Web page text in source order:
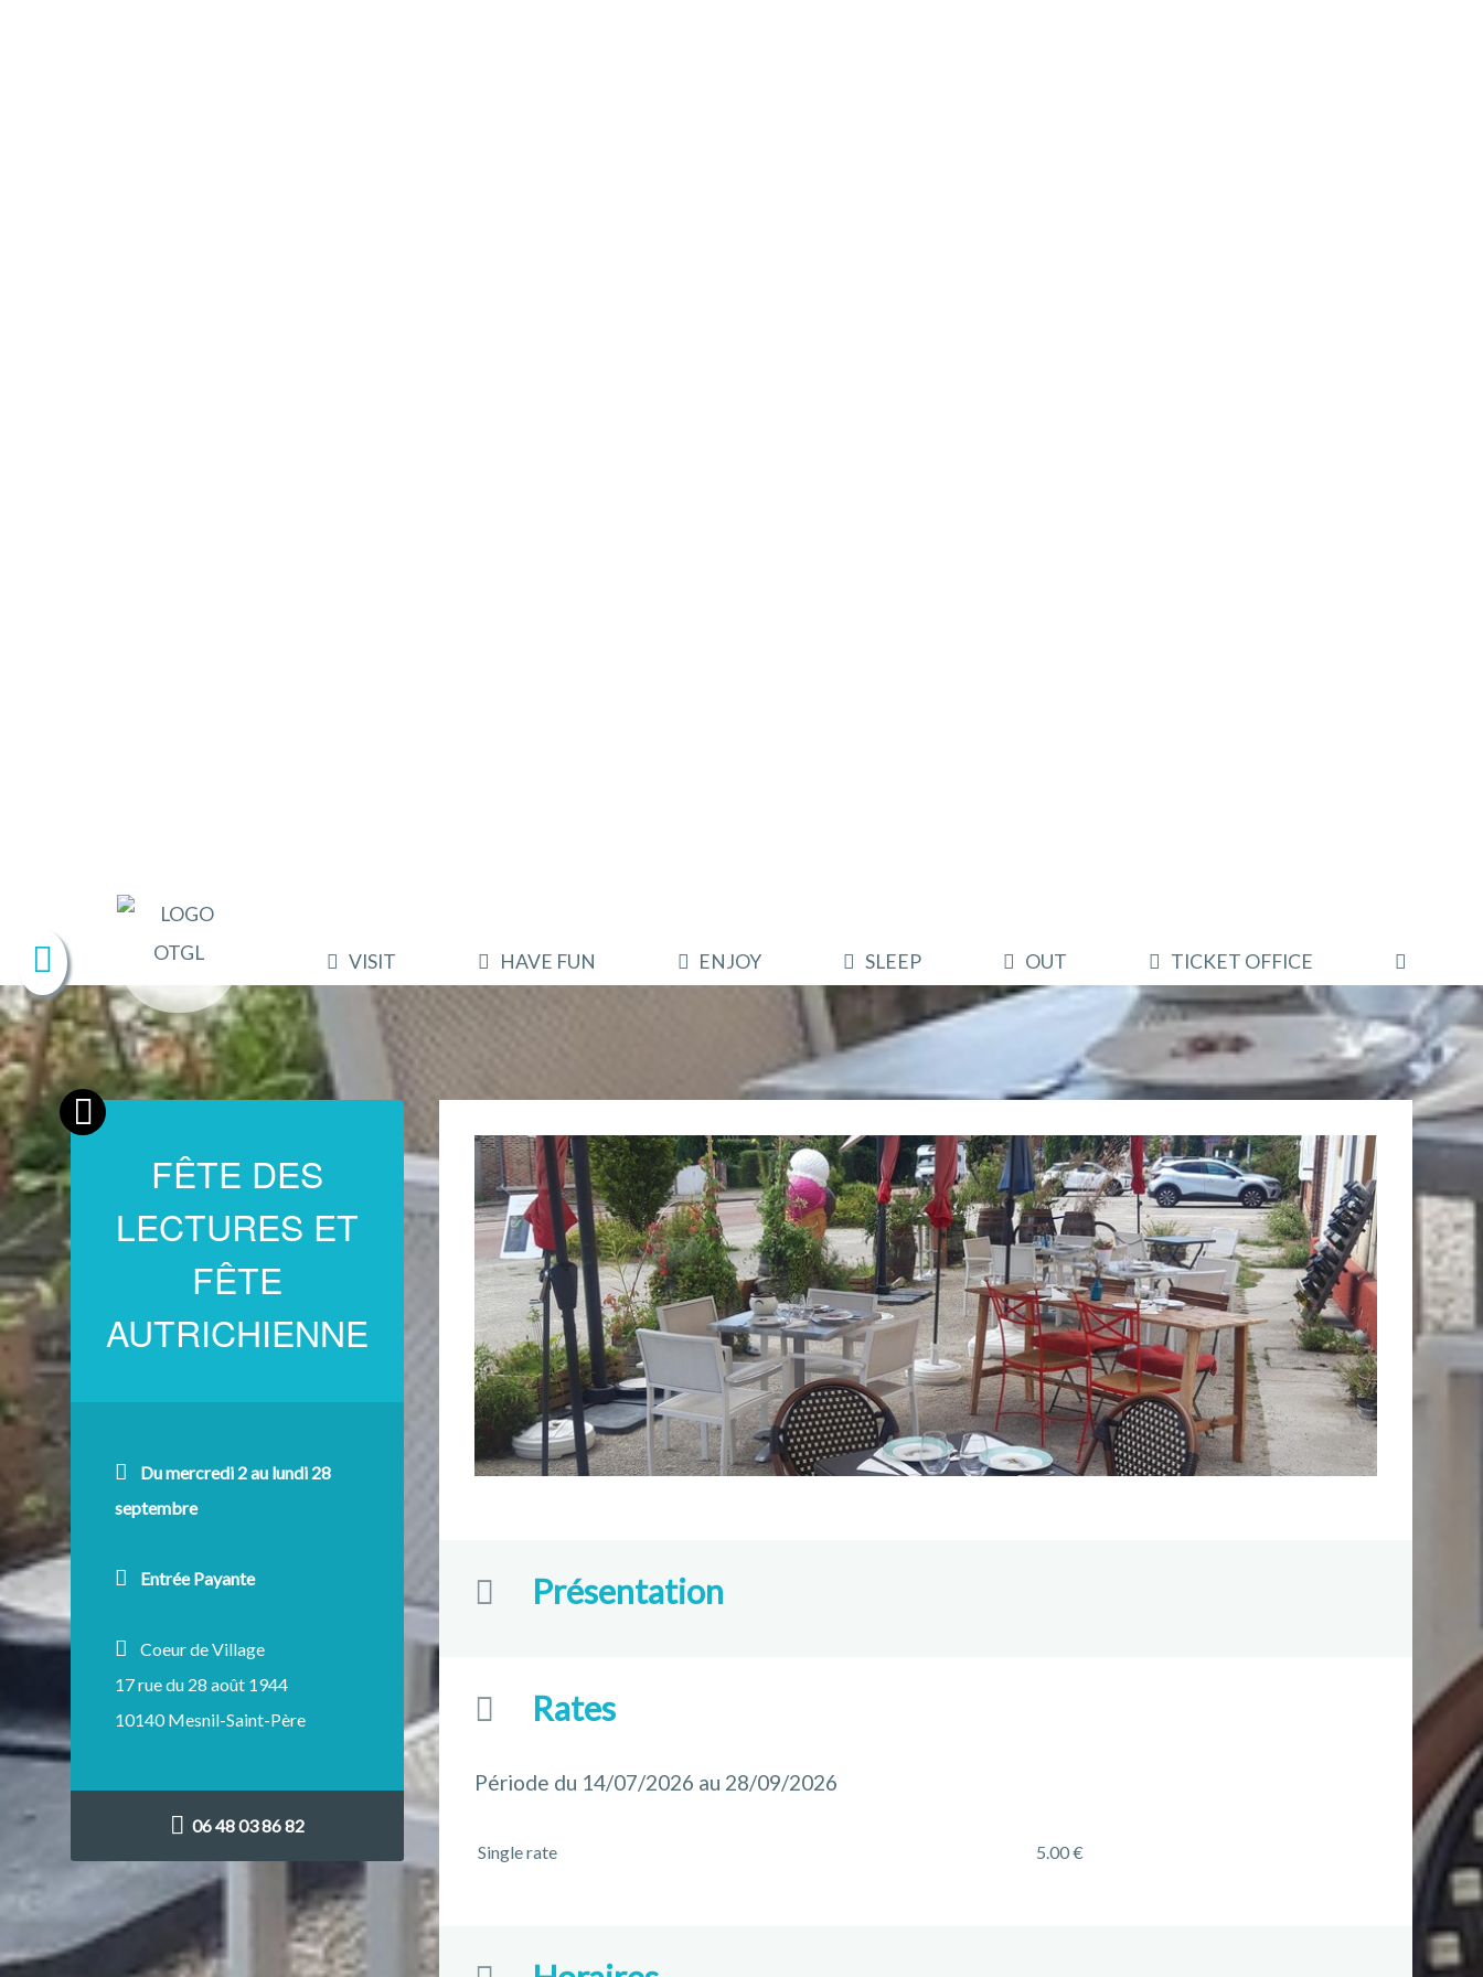
VISIT HAVE FUN ENJOY SLEEP OUT TICKET OFFICE
FÊTE DES
LECTURES ET
FÊTE
AUTRICHIENNE
Du mercredi 2 au lundi 28
septembre
Entrée Payante
Coeur de Village
17 rue du 28 août 1944
10140 Mesnil-Saint-Père
06 48 03 86 82
Présentation
Rates
Période du 14/07/2026 au 28/09/2026
Single rate 5.00 €